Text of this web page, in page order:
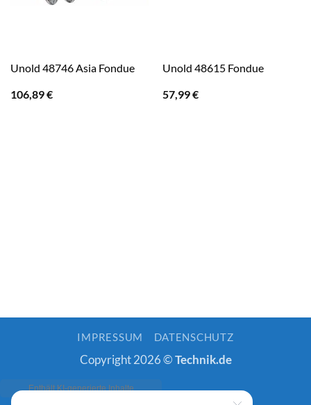
Unold 48746 Asia Fondue
106,89€
Unold 48615 Fondue
57,99€
IMPRESSUM DATENSCHUTZ
Copyright 2026 ©Technik.de